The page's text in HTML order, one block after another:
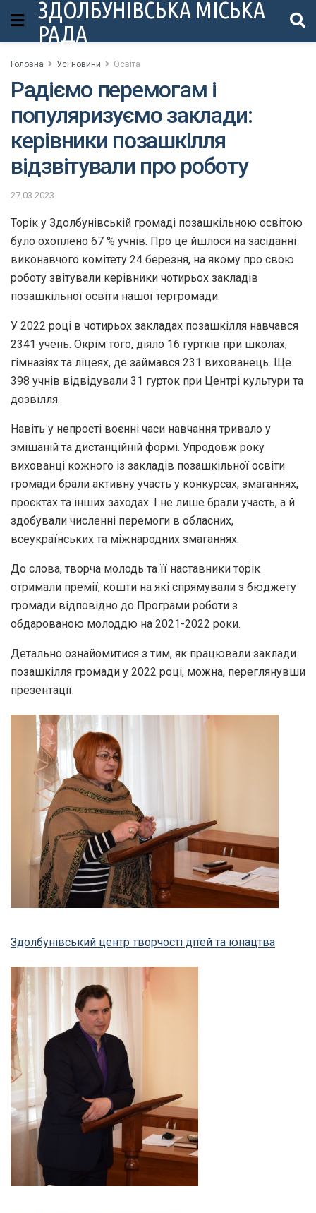
ЗДОЛБУНІВСЬКА МІСЬКА
РАДА
Головна Усі новини Освіта
Радіємо перемогам і
популяризуємо заклади:
керівники позашкілля
відзвітували про роботу
27.03.2023
Торік у Здолбунівській громаді позашкільною освітою
було охоплено 67 % учнів. Про це йшлося на засіданні
виконавчого комітету 24 березня, на якому про свою
роботу звітували керівники чотирьох закладів
позашкільної освіти нашої тергромади.
У 2022 році в чотирьох закладах позашкілля навчався
2341 учень. Окрім того, діяло 16 гуртків при школах,
гімназіях та ліцеях, де займався 231 вихованець. Ще
398 учнів відвідували 31 гурток при Центрі культури та
дозвілля.
Навіть у непрості воєнні часи навчання тривало у
змішаній та дистанційній формі. Упродовж року
вихованці кожного із закладів позашкільної освіти
громади брали активну участь у конкурсах, змаганнях,
проєктах та інших заходах. І не лише брали участь, а й
здобували численні перемоги в обласних,
всеукраїнських та міжнародних змаганнях.
До слова, творча молодь та її наставники торік
отримали премії, кошти на які спрямували з бюджету
громади відповідно до Програми роботи з
обдарованою молоддю на 2021-2022 роки.
Детально ознайомитися з тим, як працювали заклади
позашкілля громади у 2022 році, можна, переглянувши
презентації.
Здолбунівський центр творчості дітей та юнацтва